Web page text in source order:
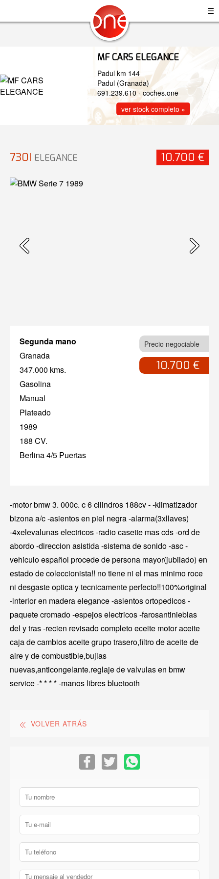
☰
MF CARS ELEGANCE
Padul km 144
Padul (Granada)
691.239.610 -coches.one
ver stock completo »
730I ELEGANCE 10.700 €
Segunda mano
Granada
347.000 kms.
Gasolina
Manual
Plateado
1989
188 CV.
Berlina 4/5 Puertas
Precio negociable
10.700 €
-motor bmw 3. 000c. c 6 cilindros 188cv - -klimatizador
bizona a/c -asientos en piel negra -alarma(3xllaves)
-4xelevalunas electricos -radio casette mas cds -ord de
abordo -direccion asistida -sistema de sonido -asc -
vehiculo español procede de persona mayor(jubilado) en
estado de coleccionista!! no tiene ni el mas minimo roce
ni desgaste optica y tecnicamente perfecto!!100%original
-interior en madera elegance -asientos ortopedicos -
paquete cromado -espejos electricos -farosantinieblas
del y tras -recien revisado completo eceite motor aceite
caja de cambios aceite grupo trasero,filtro de aceite de
aire y de combustible,bujias
nuevas,anticongelante.reglaje de valvulas en bmw
service -* * * * -manos libres bluetooth
VOLVER ATRÁS